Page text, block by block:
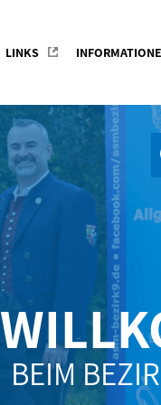
LINKS
BEIM